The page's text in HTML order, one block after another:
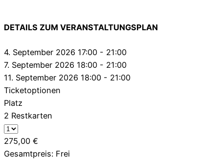
DETAILS ZUM VERANSTALTUNGSPLAN
4. September 2026 17:00 - 21:00
7. September 2026 18:00 - 21:00
11. September 2026 18:00 - 21:00
Ticketoptionen
Platz
2 Restkarten
275,00 €
Gesamtpreis: Frei